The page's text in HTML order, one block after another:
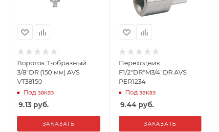
Вороток Т-образный
3/8"DR (150 мм) AVS
VT38150
Под заказ
9.13 руб.
ЗАКАЗАТЬ
Переходник
F1/2"DR*M3/4"DR AVS
PER1234
Под заказ
9.44руб.
ЗАКАЗАТЬ